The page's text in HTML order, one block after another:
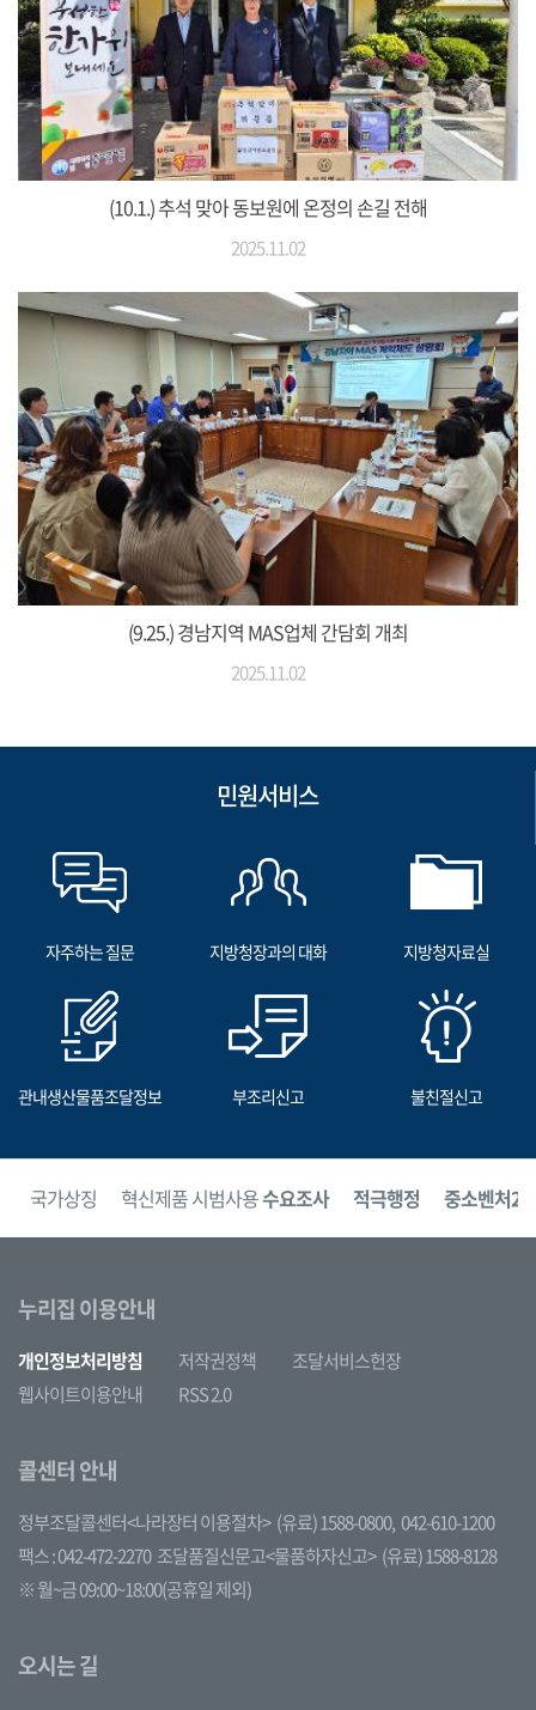
(10.1.) 추석 맞아 동보원에 온정의 손길 전해
2025.11.02
(9.25.) 경남지역 MAS업체 간담회 개최
2025.11.02
민원서비스
자주하는 질문 지방청장과의 대화 지방청자료실
관내생산물품조달정보 부조리신고 불친절신고
국가상징 혁신제품 시범사용수요조사 적극행정 중소벤처24
누리집 이용안내
개인정보처리방침 저작권정책
조달서비스헌장
웹사이트이용안내
RSS 2.0
콜센터 안내
정부조달콜센터<나라장터 이용절차> (유료) 1588-0800, 042-610-1200
팩스 : 042-472-2270 조달품질신문고<물품하자신고> (유료) 1588-8128
※ 월~금 09:00~18:00(공휴일 제외)
오시는 길